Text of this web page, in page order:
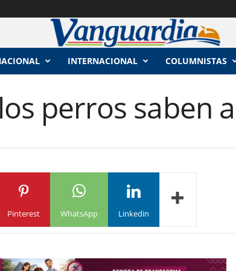
INTERNACIONAL COLUMNISTAS
perros saben
Pinterest WhatsApp Linkedin